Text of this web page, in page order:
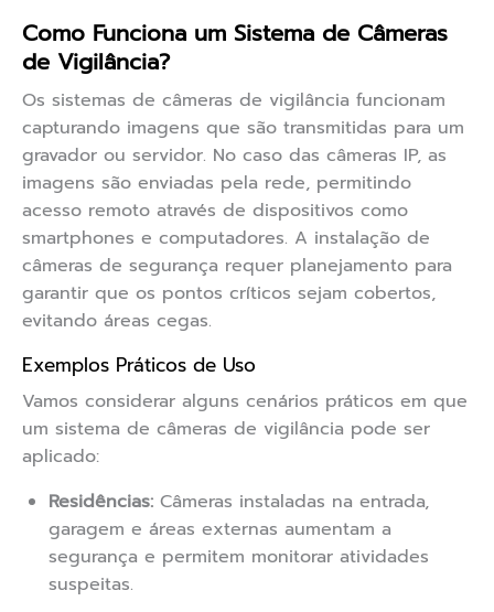
Como Funciona um Sistema de Câmeras
de Vigilância?
Os sistemas de câmeras de vigilância funcionam
capturando imagens que são transmitidas para um
gravador ou servidor. No caso das câmeras IP, as
imagens são enviadas pela rede, permitindo
acesso remoto através de dispositivos como
smartphones e computadores. A instalação de
câmeras de segurança requer planejamento para
garantir que os pontos críticos sejam cobertos,
evitando áreas cegas.
Exemplos Práticos de Uso
Vamos considerar alguns cenários práticos em que
um sistema de câmeras de vigilância pode ser
aplicado:
Residências: Câmeras instaladas na entrada,
garagem e áreas externas aumentam a
segurança e permitem monitorar atividades
suspeitas.